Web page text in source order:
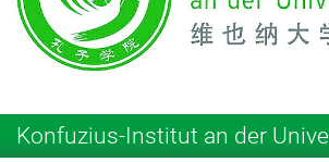
Konfuzius-Institut an der